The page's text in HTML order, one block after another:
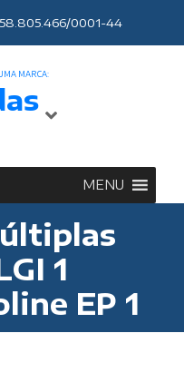
58.805.466/0001-44
MARCA:
MENU
1
EP 1